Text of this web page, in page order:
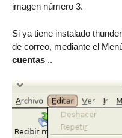
imagen número 3.
Si ya tiene instalado
de correo, mediante el
cuentas ..